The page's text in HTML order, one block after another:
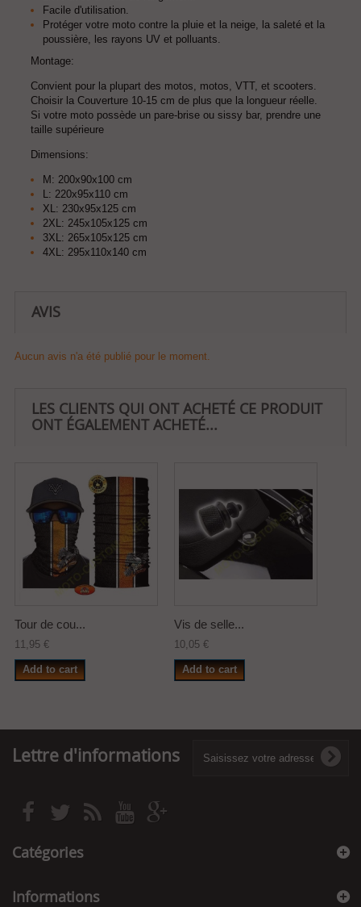
Facile d'utilisation.
Protéger votre moto contre la pluie et la neige, la saleté et la
poussière, les rayons UV et polluants.
Montage:
Convient pour la plupart des motos, motos, VTT, et scooters.
Choisir la Couverture 10-15 cm de plus que la longueur réelle.
Si votre moto possède un pare-brise ou sissy bar, prendre une
taille supérieure
Dimensions:
M: 200x90x100 cm
L: 220x95x110 cm
XL: 230x95x125 cm
2XL: 245x105x125 cm
3XL: 265x105x125 cm
4XL: 295x110x140 cm
AVIS
Aucun avis n'a été publié pour le moment.
LES CLIENTS QUI ONT ACHETÉ CE PRODUIT
ONT ÉGALEMENT ACHETÉ...
Tour de cou...
11,95 €
Add to cart
Vis de selle...
10,05 €
Add to cart
Lettre d'informations
Catégories
Informations